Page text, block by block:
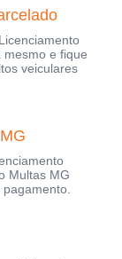
mesmo e fique
veiculares
Multas MG